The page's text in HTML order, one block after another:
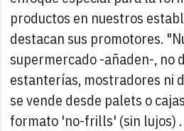
productos en nuestros
destacan sus promotores.
supermercado -añaden-, no
estanterías, mostradores ni
se vende desde palets o
formato 'no-frills' (sin lujos) .